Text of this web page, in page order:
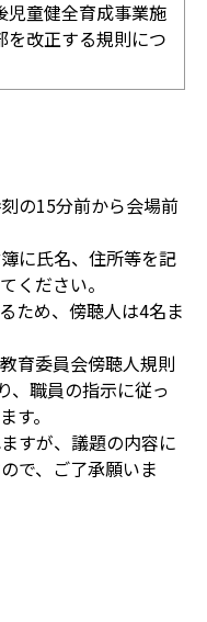
児童健全育成事業施
を改正する規則につ
の15分前から会場前
に氏名、住所等を記
ください。
ため、傍聴人は4名ま
育委員会傍聴人規則
、職員の指示に従っ
す。
すが、議題の内容に
で、ご了承願いま